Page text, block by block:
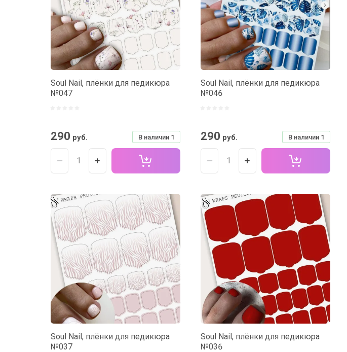
Soul Nail, плёнки для педикюра
№047
В наличии 1
290 руб.
Soul Nail, плёнки для педикюра
№046
В наличии 1
290 руб.
Soul Nail, плёнки для педикюра
№037
Soul Nail, плёнки для педикюра
№036